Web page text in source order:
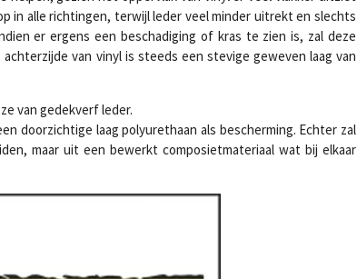
in alle richtingen, terwijl leder veel minder uitrekt en slechts
er ergens een beschadiging of kras te zien is, zal deze
van vinyl is steeds een stevige geweven laag van
van gedekverf leder.
doorzichtige laag polyurethaan als bescherming. Echter zal
maar uit een bewerkt composietmateriaal wat bij elkaar